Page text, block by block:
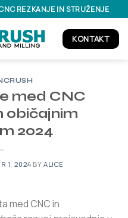
REZKANJE IN STRUŽENJE
KONTAKT
med CNC
običajnim
2024
1, 2024 BY ALICE
med CNC in